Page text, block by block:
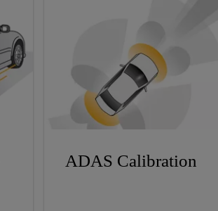
ADAS Calibration